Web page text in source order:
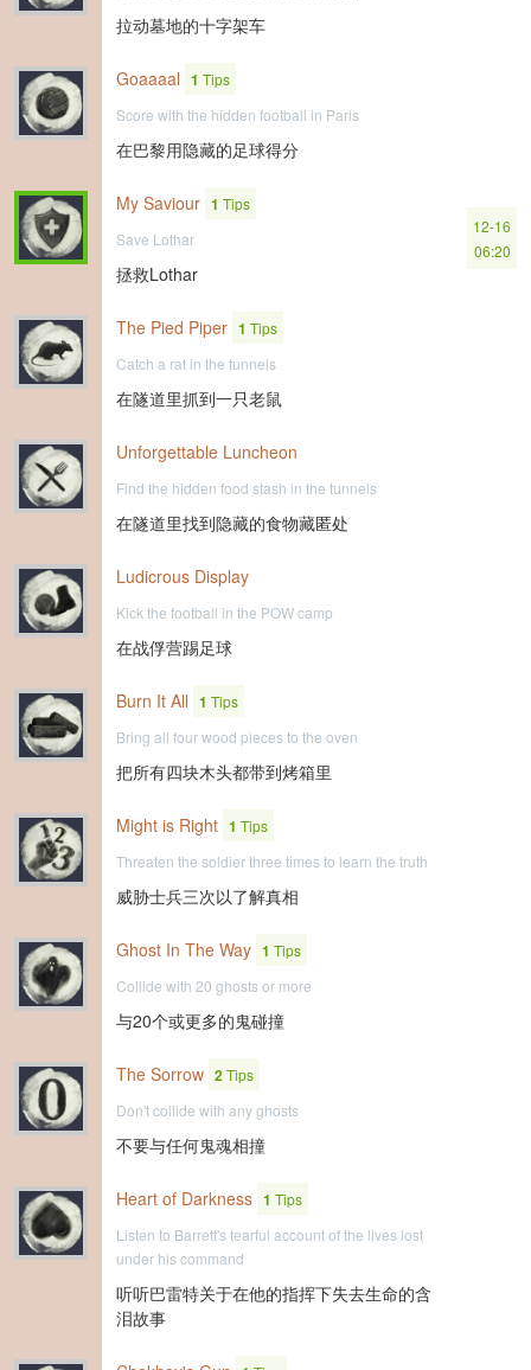
拉动墓地的十字架车
Goaaaal 1 Tips
Score with the hidden football in Paris
在巴黎用隐藏的足球得分
My Saviour 1 Tips
Save Lothar
拯救Lothar
12-16
06:20
The Pied Piper 1 Tips
Catch a rat in the tunnels
在隧道里抓到一只老鼠
Unforgettable Luncheon
Find the hidden food stash in the tunnels
在隧道里找到隐藏的食物藏匿处
Ludicrous Display
Kick the football in the POW camp
在战俘营踢足球
Burn It All 1 Tips
Bring all four wood pieces to the oven
把所有四块木头都带到烤箱里
Might is Right 1 Tips
Threaten the soldier three times to learn the truth
威胁士兵三次以了解真相
Ghost In The Way 1 Tips
Collide with 20 ghosts or more
与20个或更多的鬼碰撞
The Sorrow 2Tips
Don't collide with any ghosts
不要与任何鬼魂相撞
Heart of Darkness 1 Tips
Listen to Barrett's tearful account of the lives lost
under his command
听听巴雷特关于在他的指挥下失去生命的含
泪故事